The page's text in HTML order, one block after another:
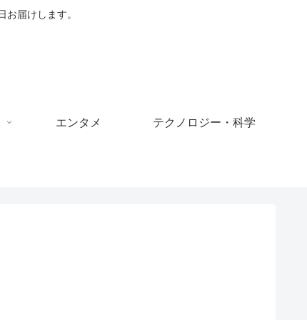
届けします。
エンタメ テクノロジー・科学